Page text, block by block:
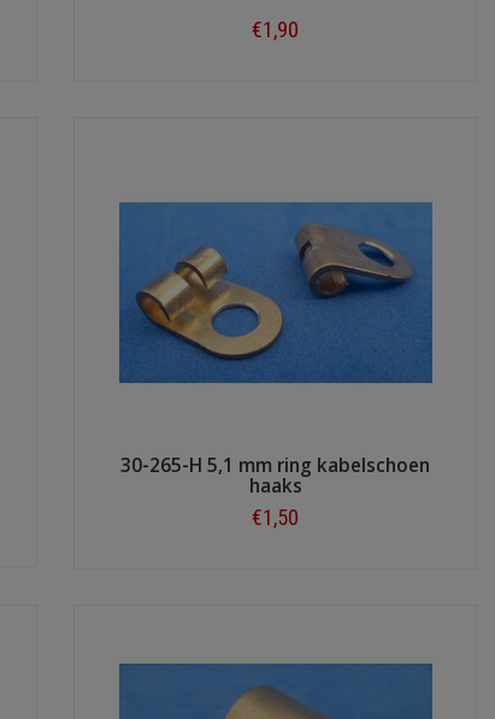
€1,90
30-265-H 5,1 mm ring kabelschoen
haaks
€1,50